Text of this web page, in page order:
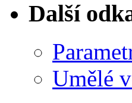
Další
Umělé